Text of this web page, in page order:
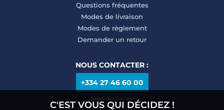
Questions fréquentes
Modes de livraison
Modes de règlement
Demander un retour
NOUS CONTACTER :
+334 27 46 60 00
Appel non surtaxé
C'EST VOUS QUI DÉCIDEZ !